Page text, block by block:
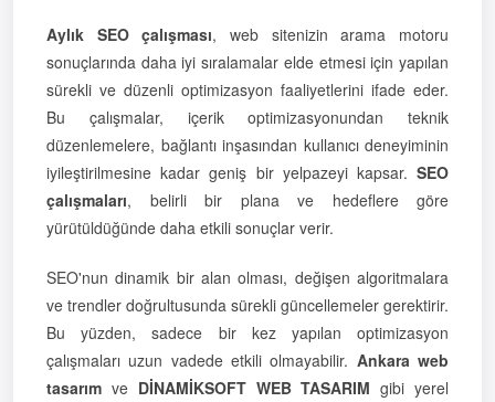
Aylık SEO çalışması, web sitenizin arama motoru
sonuçlarında daha iyi sıralamalar elde etmesi için yapılan
sürekli ve düzenli optimizasyon faaliyetlerini ifade eder.
Bu çalışmalar, içerik optimizasyonundan teknik
düzenlemelere, bağlantı inşasından kullanıcı deneyiminin
iyileştirilmesine kadar geniş bir yelpazeyi kapsar. SEO
çalışmaları, belirli bir plana ve hedeflere göre
yürütüldüğünde daha etkili sonuçlar verir.
SEO'nun dinamik bir alan olması, değişen algoritmalara
ve trendler doğrultusunda sürekli güncellemeler gerektirir.
Bu yüzden, sadece bir kez yapılan optimizasyon
çalışmaları uzun vadede etkili olmayabilir. Ankara web
tasarım ve DİNAMİKSOFT WEB TASARIM gibi yerel